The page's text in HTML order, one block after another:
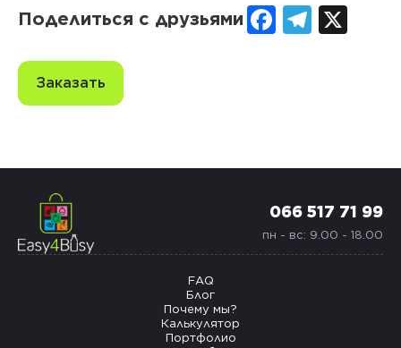
Поделиться с друзьями Facebook
X
Заказать
FAQ
Блог
Почему мы?
Калькулятор
Портфолио
066 517 71 99
пн - вс: 9.00 - 18.00